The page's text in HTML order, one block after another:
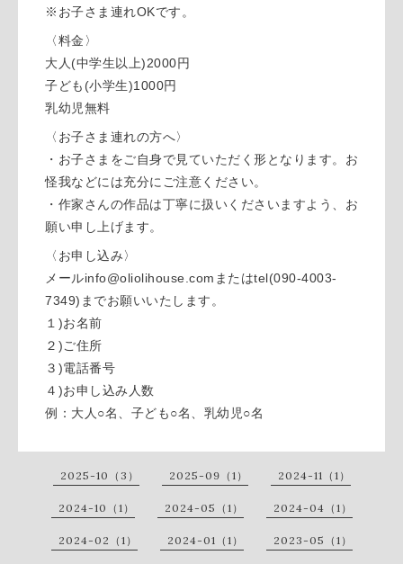
※お子さま連れOKです。
〈料金〉
大人(中学生以上)2000円
子ども(小学生)1000円
乳幼児無料
〈お子さま連れの方へ〉
・お子さまをご自身で見ていただく形となります。お
怪我などには充分にご注意ください。
・作家さんの作品は丁寧に扱いくださいますよう、お
願い申し上げます。
〈お申し込み〉
メールinfo@oliolihouse.comまたはtel(090-4003-
7349)までお願いいたします。
１)お名前
２)ご住所
３)電話番号
４)お申し込み人数
例：大人○名、子ども○名、乳幼児○名
2025-10（3） 2025-09（1） 2024-11（1）
2024-10（1） 2024-05（1） 2024-04（1）
2024-02（1） 2024-01（1） 2023-05（1）